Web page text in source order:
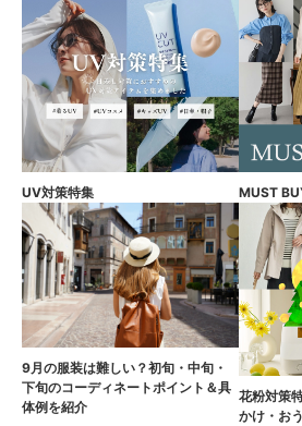
UV対策特集 MUST
9月の服装は難しい？初旬・中旬・
下旬のコーディネートポイント＆具
体例を紹介
花粉対策
かけ・お